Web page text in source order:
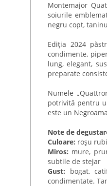
Montemajor
soiurile
negru copt,
Ediția 2024
condimente,
lung, elegant,
preparate
Numele
potrivită pentru
este un
Note de
Culoare: roșu
Miros: mure,
subtile de stejar
Gust: bogat,
condimentate.